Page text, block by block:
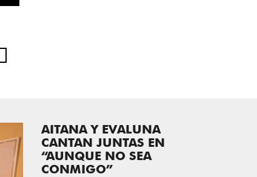
AITANA Y EVALUNA
CANTAN JUNTAS EN
“AUNQUE NO SEA
CONMIGO”